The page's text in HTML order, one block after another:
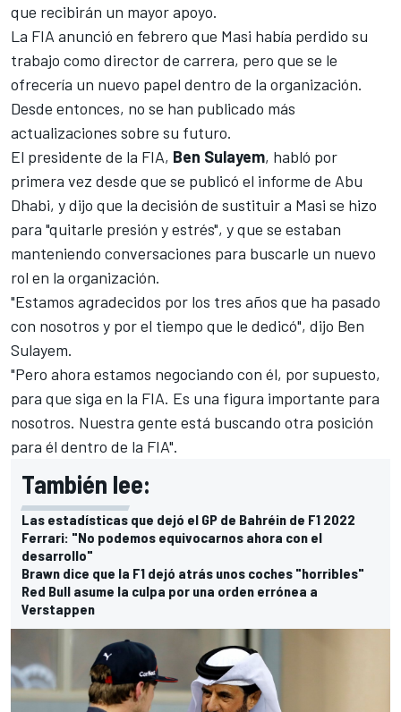
que recibirán un mayor apoyo.
La FIA anunció en febrero que Masi había perdido su
trabajo como director de carrera, pero que se le
ofrecería un nuevo papel dentro de la organización.
Desde entonces, no se han publicado más
actualizaciones sobre su futuro.
El presidente de la FIA, Ben Sulayem, habló por
primera vez desde que se publicó el informe de Abu
Dhabi, y dijo que la decisión de sustituir a Masi se hizo
para "quitarle presión y estrés", y que se estaban
manteniendo conversaciones para buscarle un nuevo
rol en la organización.
"Estamos agradecidos por los tres años que ha pasado
con nosotros y por el tiempo que le dedicó", dijo Ben
Sulayem.
"Pero ahora estamos negociando con él, por supuesto,
para que siga en la FIA. Es una figura importante para
nosotros. Nuestra gente está buscando otra posición
para él dentro de la FIA".
También lee:
Las estadísticas que dejó el GP de Bahréin de F1 2022
Ferrari: "No podemos equivocarnos ahora con el
desarrollo"
Brawn dice que la F1 dejó atrás unos coches "horribles"
Red Bull asume la culpa por una orden errónea a
Verstappen